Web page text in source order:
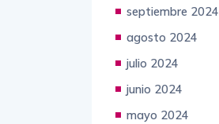
septiembre 2024
agosto 2024
julio 2024
junio 2024
mayo 2024